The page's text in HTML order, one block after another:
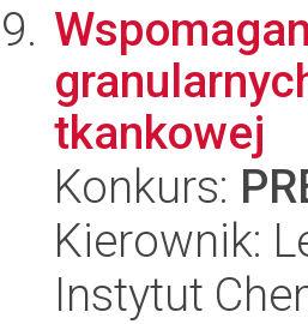
tkankowej
Konkurs:
Kierownik:
Instytut